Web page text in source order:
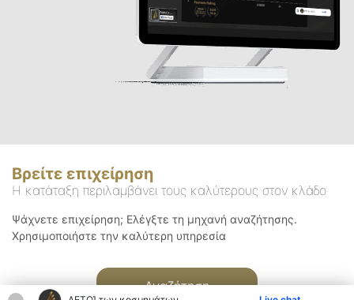
Βρείτε επιχείρηση
Η κατάταξη περιλαμβάνει τους καλύτερους στον κλάδο
Ψάχνετε επιχείρηση; Ελέγξτε τη μηχανή αναζήτησης.
Χρησιμοποιήστε την καλύτερη υπηρεσία
Αναζήτηση